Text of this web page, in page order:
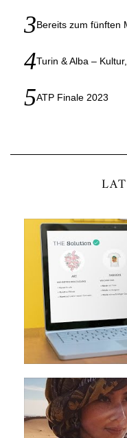
Bereits zum fünften
Turin & Alba –
ATP Finale 2023